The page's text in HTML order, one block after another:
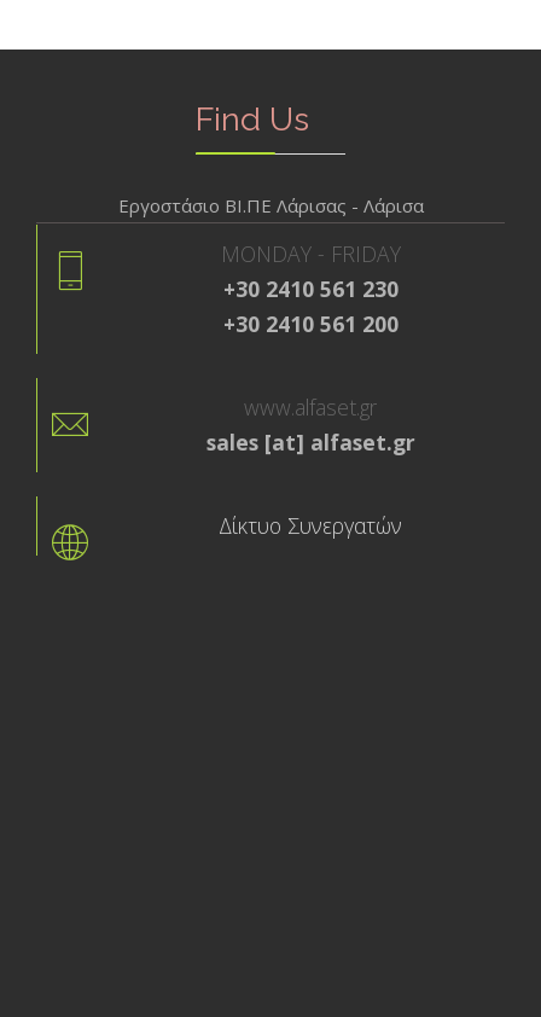
Find Us
Εργοστάσιο ΒΙ.ΠΕ Λάρισας - Λάρισα
MONDAY - FRIDAY
+30 2410 561 230
+30 2410 561 200
www.alfaset.gr
sales [at] alfaset.gr
Δίκτυο Συνεργατών